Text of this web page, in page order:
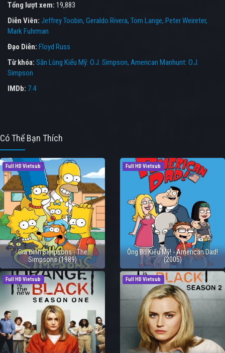
Tổng lượt xem: 19,883
Diễn Viên: Jeffrey Toobin Geraldo Rivera Tom Lange Peter Weireter
Mark Fuhrman
Đạo Diễn: Floyd Russ
Từ khóa: Săn Lùng Kiểu Mỹ: O.J. Simpson, American Manhunt: O.J.
Simpson
IMDb: 7.4
Có Thể Bạn Thích
Full HD Vietsub
Gia Đình Simpsons - The
Simpsons (1989)
Full HD Vietsub
Ông Bố Kiểu Mỹ! - American Dad!
(2005)
Full HD Vietsub Full HD Vietsub